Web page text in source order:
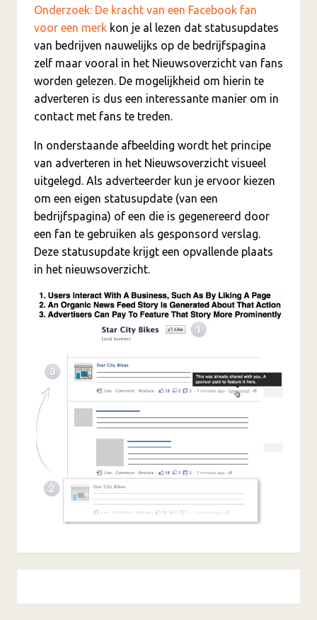
Onderzoek: De kracht van een Facebook fan
voor een merk kon je al lezen dat statusupdates
van bedrijven nauwelijks op de bedrijfspagina
zelf maar vooral in het Nieuwsoverzicht van fans
worden gelezen. De mogelijkheid om hierin te
adverteren is dus een interessante manier om in
contact met fans te treden.
In onderstaande afbeelding wordt het principe
van adverteren in het Nieuwsoverzicht visueel
uitgelegd. Als adverteerder kun je ervoor kiezen
om een eigen statusupdate (van een
bedrijfspagina) of een die is gegenereerd door
een fan te gebruiken als gesponsord verslag.
Deze statusupdate krijgt een opvallende plaats
in het nieuwsoverzicht.